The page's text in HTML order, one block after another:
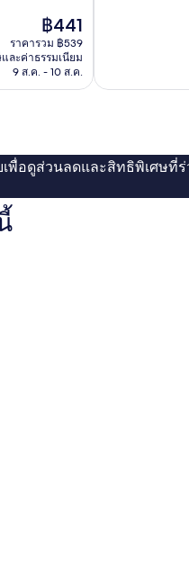
ราคา
ปัจจุบัน
คือ
฿441
฿441
ราคารวม ฿539
ละค่าธรรมเนียม
9 ส.ค. - 10 ส.ค.
เพื่อดูส่วนลดและสิทธิพิเศษที่